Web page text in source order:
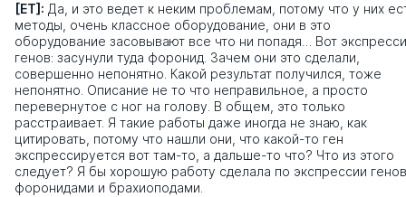
[ЕТ]: Да, и это ведет к неким проблемам, потому что у них
методы, очень классное оборудование, они в это
оборудование засовывают все что ни попадя… Вот
генов: засунули туда форонид. Зачем они это сделали,
совершенно непонятно. Какой результат получился, тоже
непонятно. Описание не то что неправильное, а просто
перевернутое с ног на голову. В общем, это только
расстраивает. Я такие работы даже иногда не знаю, как
цитировать, потому что нашли они, что какой-то ген
экспрессируется вот там-то, а дальше-то что? Что из этого
следует? Я бы хорошую работу сделала по экспрессии
форонидами и брахиоподами.